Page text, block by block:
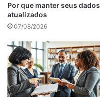
Por que manter seus dados
atualizados
07/08/2026